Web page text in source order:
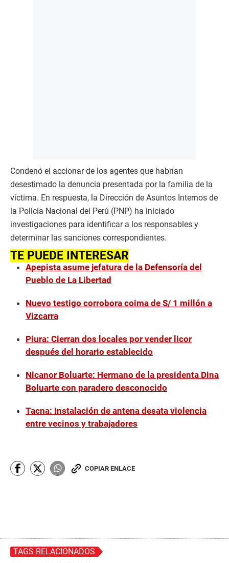
Condenó el accionar de los agentes que habrían
desestimado la denuncia presentada por la familia de la
víctima. En respuesta, la Dirección de Asuntos Internos de
la Policía Nacional del Perú (PNP) ha iniciado
investigaciones para identificar a los responsables y
determinar las sanciones correspondientes.
TE PUEDE INTERESAR
Apepista asume jefatura de la Defensoría del
Pueblo de La Libertad
Nuevo testigo corrobora coima de S/ 1 millón a
Vizcarra
Piura: Cierran dos locales por vender licor
después del horario establecido
Nicanor Boluarte: Hermano de la presidenta Dina
Boluarte con paradero desconocido
Tacna: Instalación de antena desata violencia
entre vecinos y trabajadores
COPIAR ENLACE
TAGS RELACIONADOS